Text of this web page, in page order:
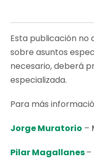
Esta publicación no
sobre asuntos
necesario, deberá
especializada.
Para más
Jorge Muratorio –
Pilar Magallanes–